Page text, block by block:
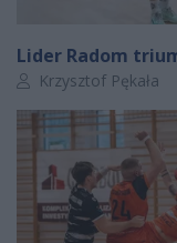
Lider Radom
Autor artykułu:
Krzysztof Pękała